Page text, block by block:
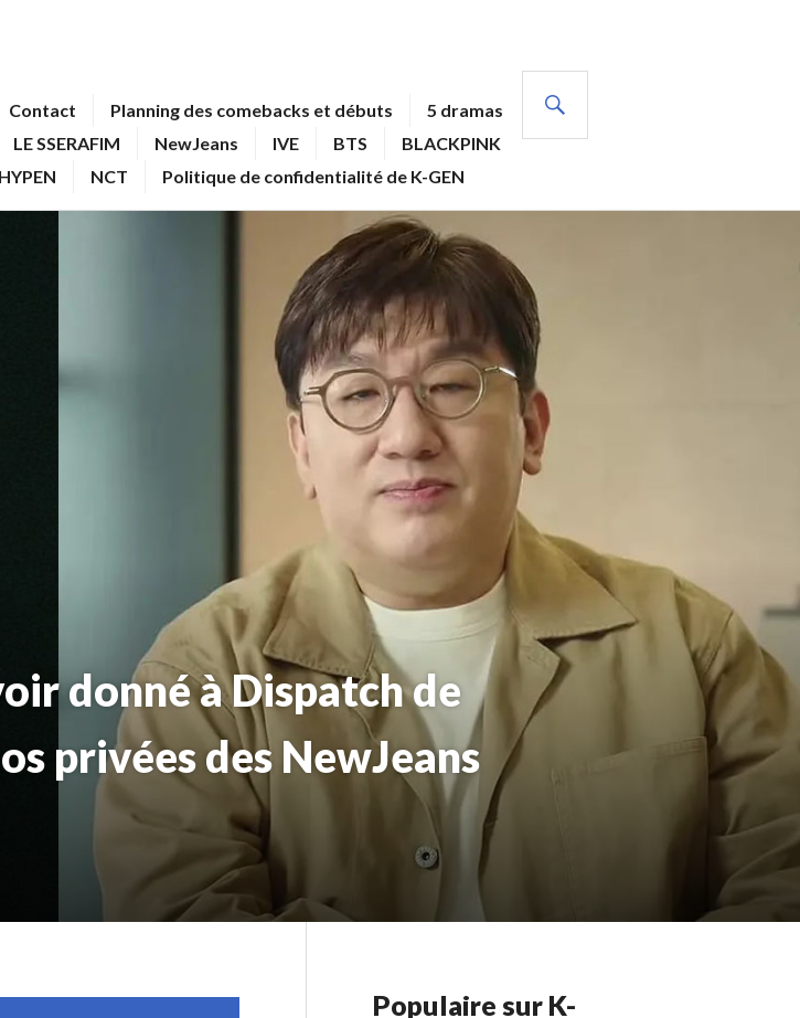
Contact Planning des comebacks et débuts
5 dramas
LE SSERAFIM NewJeans IVE BTS
BLACKPINK
NCT Politique de confidentialité de K-GEN
donné à Dispatch de
privées des NewJeans
Populaire sur K-